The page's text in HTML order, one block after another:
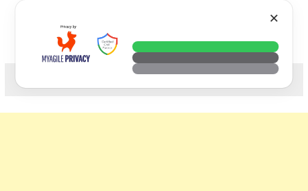
科技. 生活. 攝影.
✕